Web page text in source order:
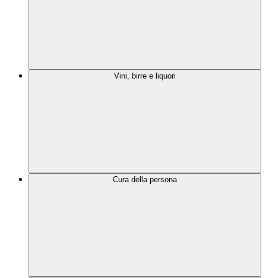
Vini, birre e liquori
Cura della persona